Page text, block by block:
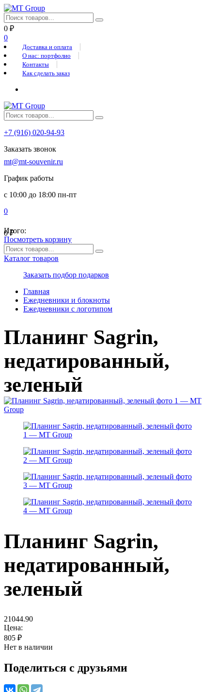
0 ₽
0
Доставка и оплата
О нас: портфолио
Контакты
Как сделать заказ
+7 (916) 020-94-93
Заказать звонок
mt@mt-souvenir.ru
График работы
с 10:00 до 18:00 пн-пт
0
0₽
Итого:
Посмотреть корзину
Каталог товаров
Заказать подбор подарков
Главная
Ежедневники и блокноты
Ежедневники с логотипом
Планинг Sagrin,
недатированный,
зеленый
Планинг Sagrin,
недатированный,
зеленый
21044.90
Цена:
805 ₽
Нет в наличии
Поделиться с друзьями